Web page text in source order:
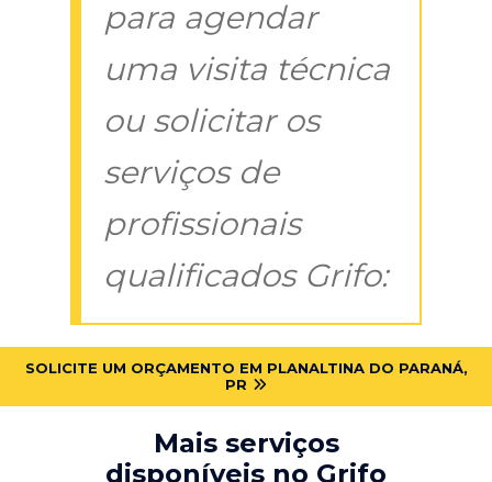
para agendar
uma visita técnica
ou solicitar os
serviços de
profissionais
qualificados Grifo:
SOLICITE UM ORÇAMENTO EM PLANALTINA DO PARANÁ,
PR
Mais serviços
disponíveis no Grifo